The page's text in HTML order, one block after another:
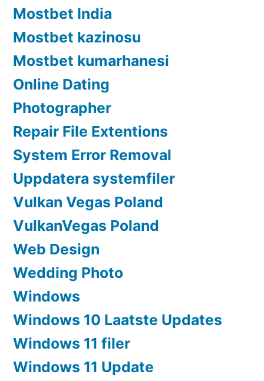
Mostbet India
Mostbet kazinosu
Mostbet kumarhanesi
Online Dating
Photographer
Repair File Extentions
System Error Removal
Uppdatera systemfiler
Vulkan Vegas Poland
VulkanVegas Poland
Web Design
Wedding Photo
Windows
Windows 10 Laatste Updates
Windows 11 filer
Windows 11 Update